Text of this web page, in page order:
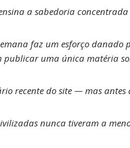
a sabedoria
faz um esforço
publicar uma única matéria
recente do site — mas
nunca tiveram a